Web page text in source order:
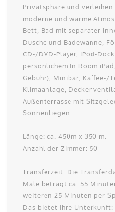
Privatsphäre und verleihen
moderne und warme
Bett, Bad mit separater
Dusche und Badewanne,
CD-/DVD-Player, iPod-
persönlichem In Room
Gebühr), Minibar, Kaffee-/
Klimaanlage,
Außenterrasse mit
Sonnenliegen.
Länge: ca. 450m x 350 m.
Anzahl der Zimmer: 50
Transferzeit: Die
Male beträgt ca. 55
weiteren 25 Minuten per
Das bietet Ihre Unterkunft: